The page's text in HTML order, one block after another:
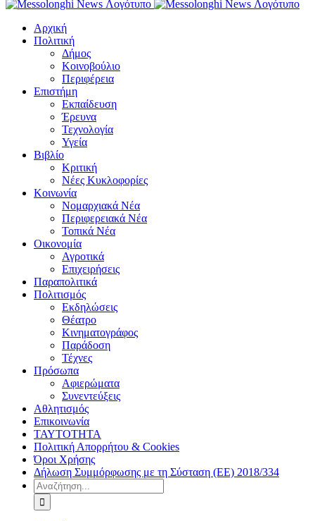
Αρχική
Πολιτική
Δήμος
Κοινοβούλιο
Περιφέρεια
Επιστήμη
Εκπαίδευση
Έρευνα
Τεχνολογία
Υγεία
Βιβλίο
Κριτική
Νέες Κυκλοφορίες
Κοινωνία
Νομαρχιακά Νέα
Περιφερειακά Νέα
Τοπικά Νέα
Οικονομία
Αγροτικά
Επιχειρήσεις
Παραπολιτικά
Πολιτισμός
Εκδηλώσεις
Θέατρο
Κινηματογράφος
Παράδοση
Τέχνες
Πρόσωπα
Αφιερώματα
Συνεντεύξεις
Αθλητισμός
Επικοινωνία
ΤΑΥΤΟΤΗΤΑ
Πολιτική Απορρήτου & Cookies
Όροι Χρήσης
Δήλωση Συμμόρφωσης με τη Σύσταση (ΕΕ) 2018/334
Αναζήτηση
για: